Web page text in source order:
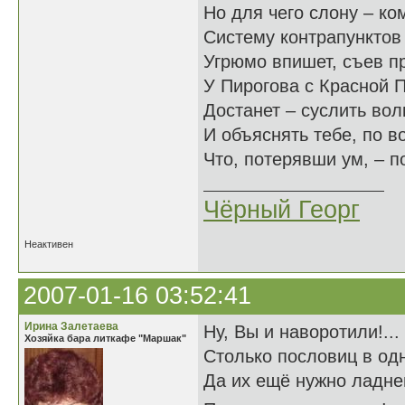
Но для чего слону –
Систему
Угрюмо впишет, съев
У Пирогова с Красной
Достанет – суслить
И объяснять тебе, по
Что, потерявши ум, –
Чёрный Георг
Неактивен
2007-01-16 03:52:41
Ирина Залетаева
Хозяйка бара литкафе "Маршак"
Ну, Вы и наворотили!...
Столько пословиц в
Да их ещё нужно